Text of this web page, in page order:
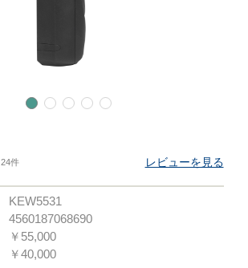
24件 レビューを見る
KEW5531
4560187068690
￥55,000
￥40,000